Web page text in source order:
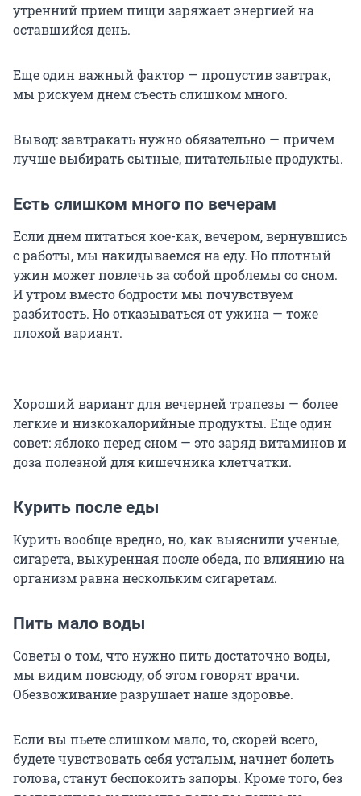
утренний прием пищи заряжает энергией на
оставшийся день.
Еще один важный фактор — пропустив завтрак,
мы рискуем днем съесть слишком много.
Вывод: завтракать нужно обязательно — причем
лучше выбирать сытные, питательные продукты.
Есть слишком много по вечерам
Если днем питаться кое-как, вечером, вернувшись
с работы, мы накидываемся на еду. Но плотный
ужин может повлечь за собой проблемы со сном.
И утром вместо бодрости мы почувствуем
разбитость. Но отказываться от ужина — тоже
плохой вариант.
Хороший вариант для вечерней трапезы — более
легкие и низкокалорийные продукты. Еще один
совет: яблоко перед сном — это заряд витаминов и
доза полезной для кишечника клетчатки.
Курить после еды
Курить вообще вредно, но, как выяснили ученые,
сигарета, выкуренная после обеда, по влиянию на
организм равна нескольким сигаретам.
Пить мало воды
Советы о том, что нужно пить достаточно воды,
мы видим повсюду, об этом говорят врачи.
Обезвоживание разрушает наше здоровье.
Если вы пьете слишком мало, то, скорей всего,
будете чувствовать себя усталым, начнет болеть
голова, станут беспокоить запоры. Кроме того, без